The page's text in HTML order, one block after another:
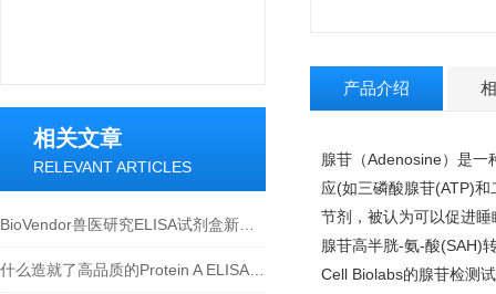
相关文章
RELEVANT ARTICLES
产品介绍
腺苷（Adenosine）是一
应(如三磷酸腺苷(ATP)
节剂，被认为可以促进
腺苷高半胱-氨-酸(SAH)
Cell Biolabs的腺苷检测